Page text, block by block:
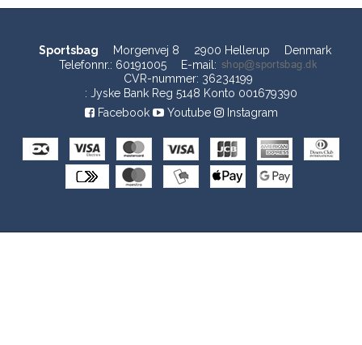
Sportsbag Morgenvej 8 2900 Hellerup
Denmark
Telefonnr.: 60191005 E-mail :
CVR-nummer: 36234199
: Jyske Bank Reg 5148 Konto 001679390
Facebook
Youtube Instagram